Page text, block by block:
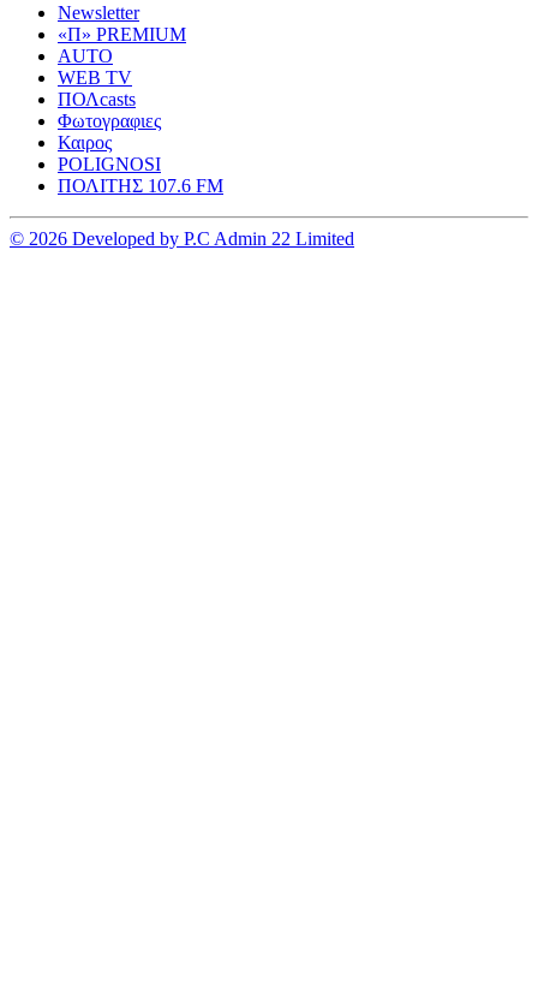
Newsletter
«Π» PREMIUM
AUTO
WEB TV
ΠΟΛcasts
Φωτογραφιες
Καιρος
POLIGNOSI
ΠΟΛΙΤΗΣ 107.6 FM
© 2026 Developed by P.C Admin 22 Limited